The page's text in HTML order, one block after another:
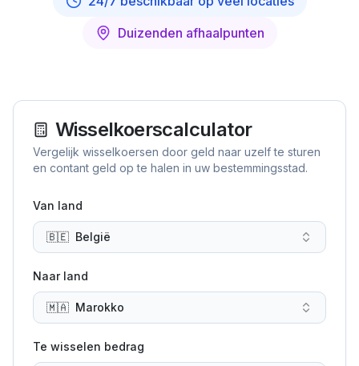
Duizenden afhaalpunten
Wisselkoerscalculator
Vergelijk wisselkoersen door geld naar uzelf te sturen
en contant geld op te halen in uw bestemmingsstad.
Van land
🇧🇪 België
Naar land
🇲🇦 Marokko
Te wisselen bedrag